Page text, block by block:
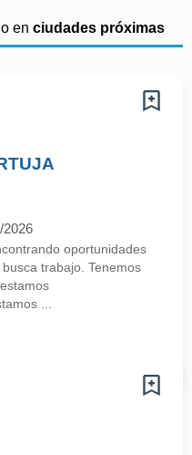
en ciudades próximas
2026
oportunidades
trabajo. Tenemos
...